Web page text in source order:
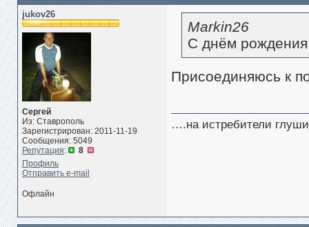
jukov26
Сергей
Из: Ставрополь
Зарегистрирован: 2011-11-19
Сообщения: 5049
Репутация:
8
Профиль
Отправить e-mail
Markin26
С днём
Присоединяюсь к
….на истребители
Офлайн